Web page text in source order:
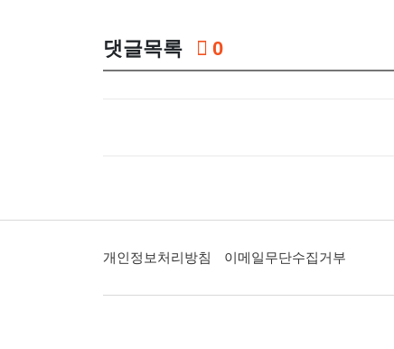
댓글목록 0
개인정보처리방침 이메일무단수집거부